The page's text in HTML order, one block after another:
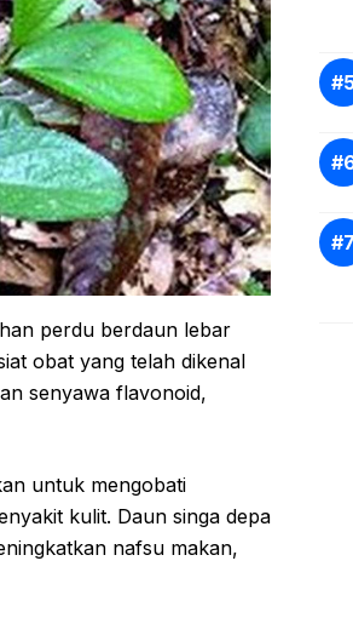
perdu berdaun lebar
obat yang telah dikenal
senyawa flavonoid,
untuk mengobati
kulit. Daun singa depa
nafsu makan,